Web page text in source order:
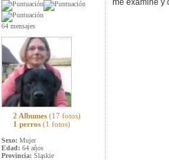
64 mensajes
2 Albumes (17 fotos)
1 perros (1 fotos)
Sexo: Mujer
Edad: 64 años
Provincia: Śląskie
me examine y